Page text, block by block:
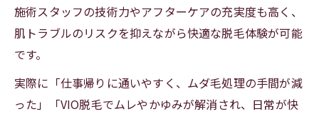
施術スタッフの技術力やアフターケアの充実度も高く、
肌トラブルのリスクを抑えながら快適な脱毛体験が可能
です。
実際に「仕事帰りに通いやすく、ムダ毛処理の手間が減
った」「VIO脱毛でムレやかゆみが解消され、日常が快